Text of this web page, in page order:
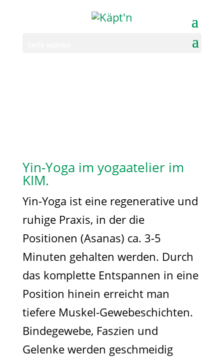
Yin-Yoga im yogaatelier im
KIM.
Yin-Yoga ist eine regenerative und
ruhige Praxis, in der die
Positionen (Asanas) ca. 3-5
Minuten gehalten werden. Durch
das komplette Entspannen in eine
Position hinein erreicht man
tiefere Muskel-Gewebeschichten.
Bindegewebe, Faszien und
Gelenke werden geschmeidig